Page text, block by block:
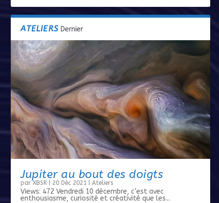
ATELIERS Dernier
Jupiter au bout des doigts
parXBSR 20 Déc 2021 |Ateliers
Views: 472 Vendredi 10 décembre, c’est avec
enthousiasme, curiosité et créativité que les...